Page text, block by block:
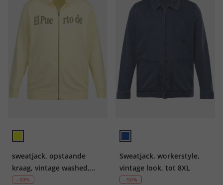
sweatjack, opstaande
kraag, vintage washed,
print
- 50%
Sweatjack, workerstyle,
vintage look, tot 8XL
- 50%